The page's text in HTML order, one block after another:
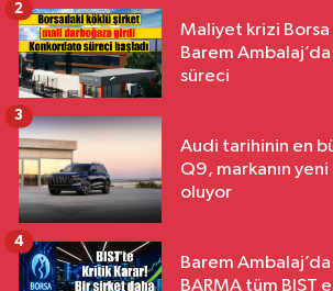
Maliyet krizi
Barem
süreci
2
Audi tarihinin en
Q9, markanın
oluyor
3
Barem
BARMA tüm BIST
4